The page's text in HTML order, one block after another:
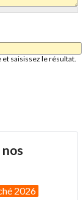
saisissez le résultat.
2026